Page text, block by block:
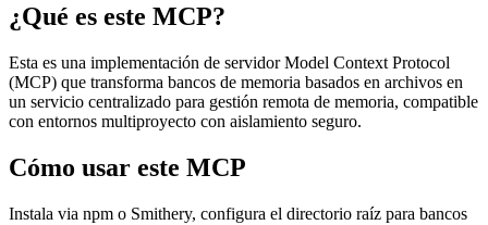
¿Qué es este MCP?
Esta es una implementación de servidor Model Context Protocol
(MCP) que transforma bancos de memoria basados en archivos en
un servicio centralizado para gestión remota de memoria, compatible
con entornos multiproyecto con aislamiento seguro.
Cómo usar este MCP
Instala via npm o Smithery, configura el directorio raíz para bancos